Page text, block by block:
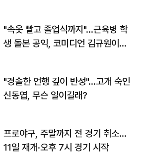
"속옷 빨고 졸업식까지"…근육병 학
생 돌본 공익, 코미디언 김규원이었
"경솔한 언행 깊이 반성"…고개 숙인
신동엽, 무슨 일이길래?
프로야구, 주말까지 전 경기 취소…
11일 재개·오후 7시 경기 시작